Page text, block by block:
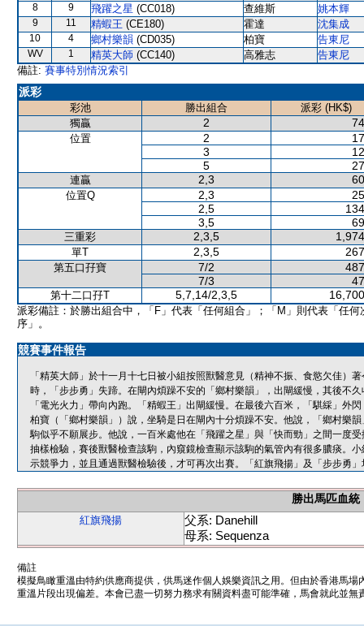
8 9 飛躍之星 (CC018) 查維斯 姚本輝
9 11 精蝦王 (CE180) 霍達 沈集成
10 4 鄉村樂韻 (CD035) 柏寶 告東尼
WV 1 精英大師 (CC140) 高雅志
告東尼
備註: 賽事特別情況索引
派彩
彩池 勝出組合
派彩 (HK$)
獨贏
2
位置 2
3
5
連贏 2,3
位置Q 2,3
2,5
3,5
三重彩 2,3,5
單T 2,3,5
第五口孖寶 7/2
7/3
第十二口孖T 5,7,14/2,3,5
派彩備註：於勝出組合中，「F」代表「任何組合」；「M」則代表「任何
序」。
競賽事件報告
「精英大師」於十一月十七日被小組按照獸醫意見（精神不振、食慾欠佳）
時，「步步勇」失蹄。在閘內煩躁不安的「鄉村樂韻」，出閘緩慢，其後不
「電光火力」帶向內跑。「精蝦王」出閘緩慢。在最後六百米，「騏綵」外
柏寶（「鄉村樂韻」）說，坐騎是日在閘內十分煩躁不安。他說，「鄉村樂
駒似乎不願展步。他說，一百米處他在「飛躍之星」與「快而勁」之間一度
抽樣檢驗，賽後獸醫檢查該駒，內窺鏡檢查顯示該駒的氣管內有很多膿痰。
示競爭力，並且通過獸醫檢驗後，才可再次出賽。「紅旗飛揚」及「步步勇
勝出馬匹血統
紅旗飛揚
父系: Danehill
母系: Sequenza
備註
模擬鳥瞰重溫由特約供應商提供，供馬迷作個人娛樂資訊之用。但由於香港馬
重溫片段出現偏差。本會已盡一切努力務求有關資料盡可能準確，馬會就此並